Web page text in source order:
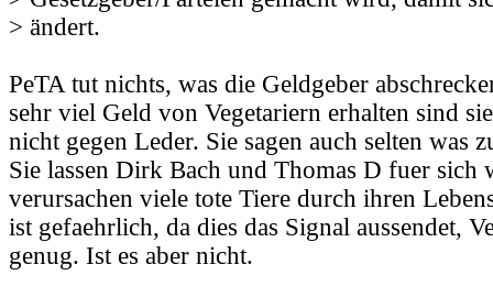
> ändert.
PeTA tut nichts, was die Geldgeber
sehr viel Geld von Vegetariern erhalten sind
nicht gegen Leder. Sie sagen auch selten was
Sie lassen Dirk Bach und Thomas D fuer sich
verursachen viele tote Tiere durch ihren
ist gefaehrlich, da dies das Signal aussendet,
genug. Ist es aber nicht.